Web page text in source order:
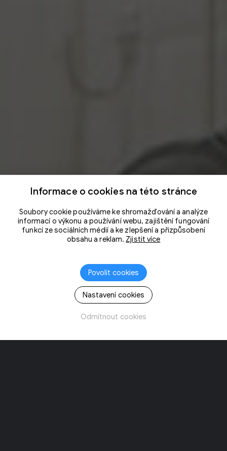
Informace o cookies na této stránce
Soubory cookie používáme ke shromažďování a analýze
informací o výkonu a používání webu, zajištění fungování
funkcí ze sociálních médií a ke zlepšení a přizpůsobení
obsahu a reklam. Zjistit více
Povolit cookies
Nastavení cookies
Odmítnout cookies